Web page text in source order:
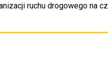
ruchu drogowego na
Przejdź